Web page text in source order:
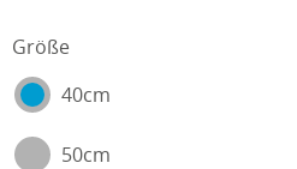
Größe
40cm
50cm